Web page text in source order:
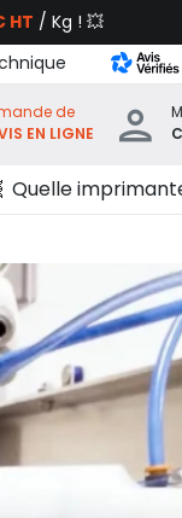
HT / Kg ! 💥
de
EN LIGNE
Quelle